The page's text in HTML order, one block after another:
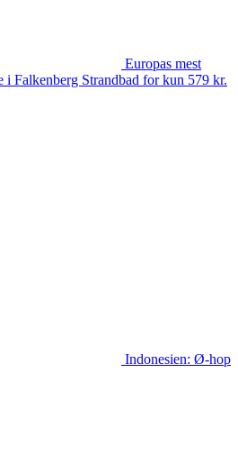
Europas mest
i Falkenberg Strandbad for kun 579 kr.
Indonesien: Ø-hop